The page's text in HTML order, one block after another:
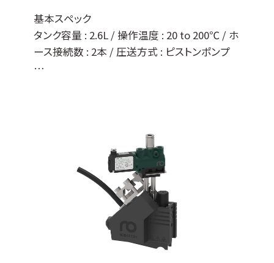
基本スペック
タンク容量 : 2.6L / 操作温度 : 20 to 200℃ / ホ
ース接続数 : 2本 / 圧送方式 : ピストンポンプ